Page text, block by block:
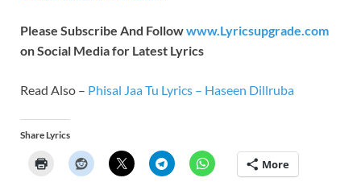
Please Subscribe And Followwww.Lyricsupgrade.com
on Social Media for Latest Lyrics
Read Also – Phisal Jaa Tu Lyrics – Haseen Dillruba
Share Lyrics
More